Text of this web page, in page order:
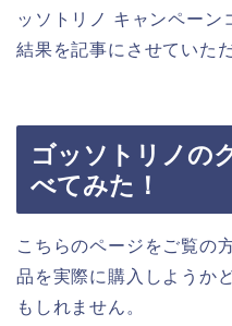
ッソトリノ キャンペーン
結果を記事にさせていた
ゴッソトリノの
べてみた！
こちらのページをご覧の
品を実際に購入しようか
もしれません。